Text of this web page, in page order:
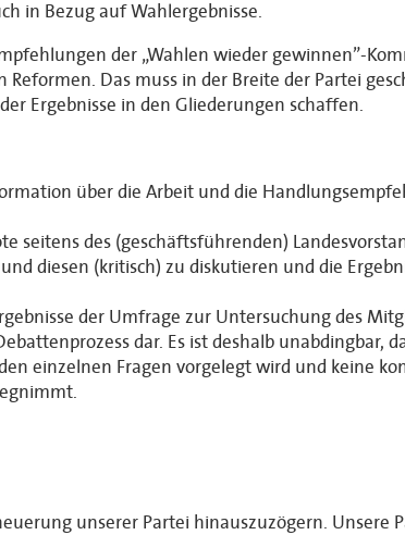
in Bezug auf Wahlergebnisse.
der „Wahlen wieder gewinnen”-
Das muss in der Breite der Partei
Ergebnisse in den Gliederungen schaffen.
über die Arbeit und die
seitens des (geschäftsführenden)
diesen (kritisch) zu diskutieren und die
der Umfrage zur Untersuchung des
dar. Es ist deshalb unabdingbar,
einzelnen Fragen vorgelegt wird und keine
unserer Partei hinauszuzögern.